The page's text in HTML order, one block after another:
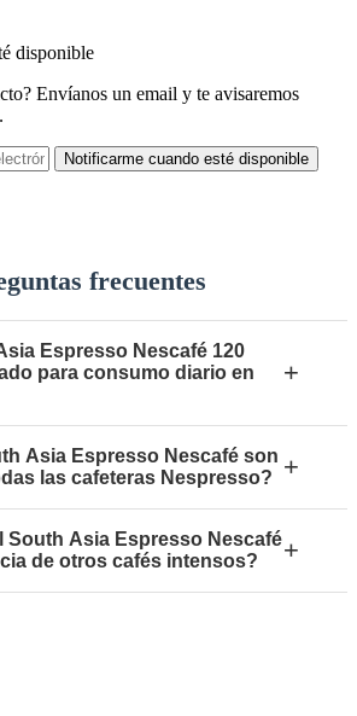
disponible
Envíanos un email y te avisaremos
Notificarme cuando esté disponible
frecuentes
Espresso Nescafé 120
para consumo diario en
+
Asia Espresso Nescafé son
las cafeteras Nespresso?
+
South Asia Espresso Nescafé
de otros cafés intensos?
+